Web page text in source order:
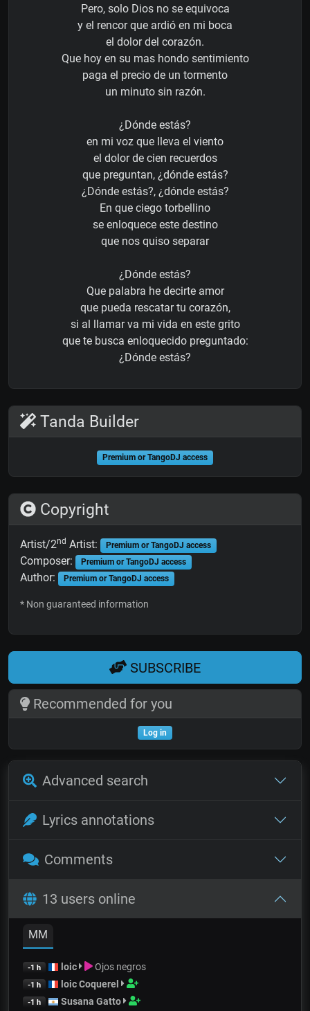
Pero, solo Dios no se equivoca
y el rencor que ardió en mi boca
el dolor del corazón.
Que hoy en su mas hondo sentimiento
paga el precio de un tormento
un minuto sin razón.
¿Dónde estás?
en mi voz que lleva el viento
el dolor de cien recuerdos
que preguntan, ¿dónde estás?
¿Dónde estás?, ¿dónde estás?
En que ciego torbellino
se enloquece este destino
que nos quiso separar
¿Dónde estás?
Que palabra he decirte amor
que pueda rescatar tu corazón,
si al llamar va mi vida en este grito
que te busca enloquecido preguntado:
¿Dónde estás?
Tanda Builder
Premium or TangoDJ access
Copyright
Artist/2nd Artist: Premium or TangoDJ access
Composer: Premium or TangoDJ access
Author: Premium or TangoDJ access
* Non guaranteed information
SUBSCRIBE
Recommended for you
Log in
Advanced search
Lyrics annotations
Comments
13 users online
MM
-1 h loic Ojos negros
-1 h loic Coquerel
-1 h Susana Gatto